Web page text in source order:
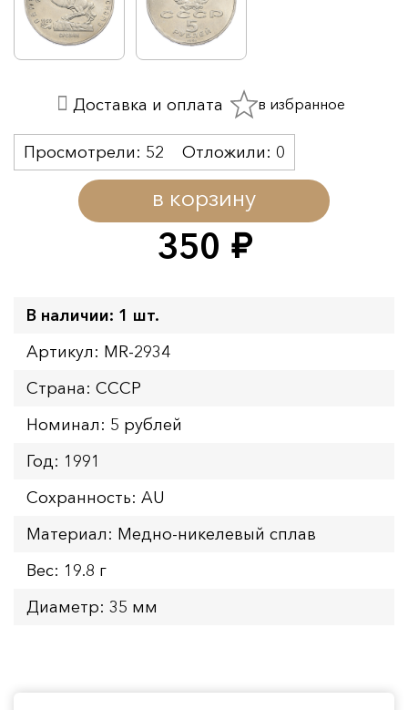
350 руб.
в корзину
Просмотрели: 52 Отложили: 0
Доставка и оплата в избранное
В наличии: 1 шт.
Артикул: MR-2934
Страна: СССР
Номинал: 5 рублей
Год: 1991
Сохранность: AU
Материал: Медно-никелевый сплав
Вес: 19.8 г
Диаметр: 35 мм